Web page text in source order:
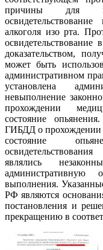
причины для
алкоголя изо рта.
доказательством,
может быть
административном
установлена
невыполнение
прохождении
состояние
ГИБДД о прохождении
состояние
являлись
административную
выполнения.
РФ являются
постановления и
прекращению в